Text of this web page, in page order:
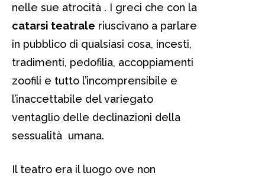
nelle sue atrocità . I greci che con la
catarsi teatrale riuscivano a parlare
in pubblico di qualsiasi cosa, incesti,
tradimenti, pedofilia, accoppiamenti
zoofili e tutto l’incomprensibile e
l’inaccettabile del variegato
ventaglio delle declinazioni della
sessualità umana.
Il teatro era il luogo ove non